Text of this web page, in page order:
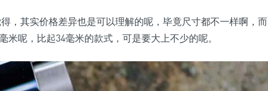
，其实价格差异也是可以理解的呢，毕竟尺寸都不一样啊，而
米呢，比起34毫米的款式，可是要大上不少的呢。